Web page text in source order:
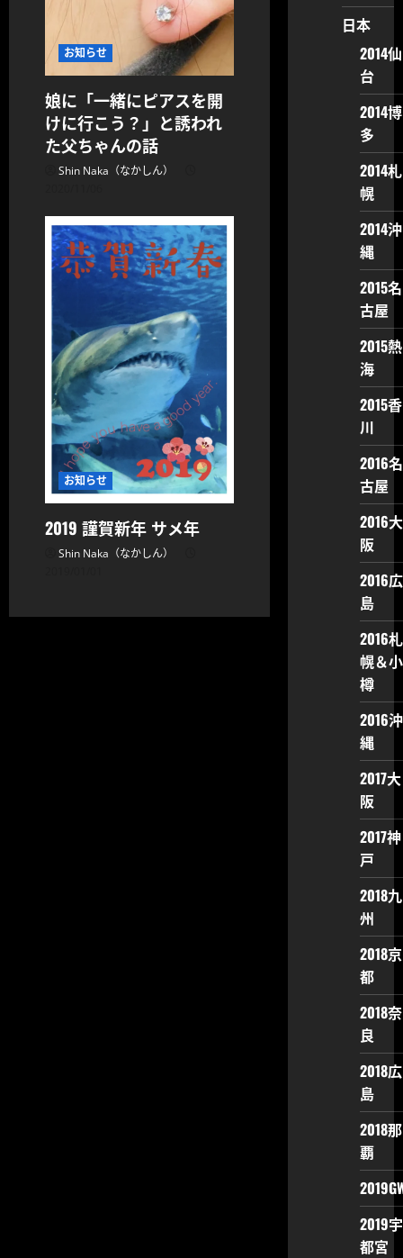
お知らせ
娘に「一緒にピアスを開
けに行こう？」と誘われ
た父ちゃんの話
Shin Naka（なかしん）
お知らせ
2019 謹賀新年 サメ年
Shin Naka（なかしん）
日本
2014仙
台
2014博
多
2014札
幌
2014沖
縄
2015名
古屋
2015熱
海
2015香
川
2016名
古屋
2016大
阪
2016広
島
2016札
幌＆小
樽
2016沖
縄
2017大
阪
2017神
戸
2018九
州
2018京
都
2018奈
良
2018広
島
2018那
覇
2019宇
都宮